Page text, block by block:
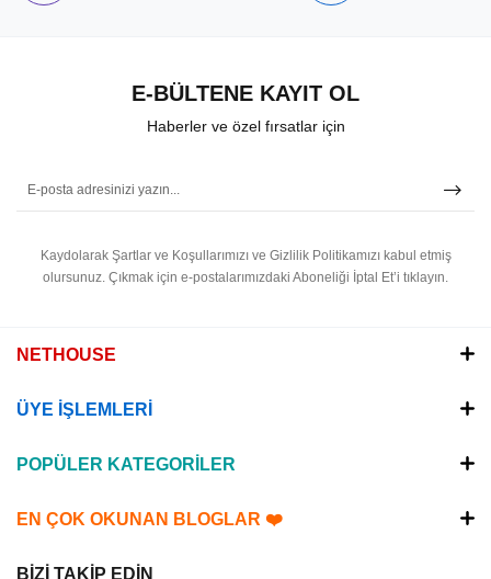
E-BÜLTENE KAYIT OL
Haberler ve özel fırsatlar için
Kaydolarak Şartlar ve Koşullarımızı ve Gizlilik Politikamızı kabul etmiş
olursunuz. Çıkmak için e-postalarımızdaki Aboneliği İptal Et’i tıklayın.
NETHOUSE
ÜYE İŞLEMLERİ
POPÜLER KATEGORİLER
EN ÇOK OKUNAN BLOGLAR ❤️
BİZİ TAKİP EDİN